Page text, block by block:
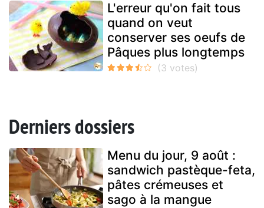
L'erreur qu'on fait tous
quand on veut
conserver ses oeufs de
Pâques plus longtemps
Derniers dossiers
Menu du jour, 9 août :
sandwich pastèque-feta,
pâtes crémeuses et
sago à la mangue